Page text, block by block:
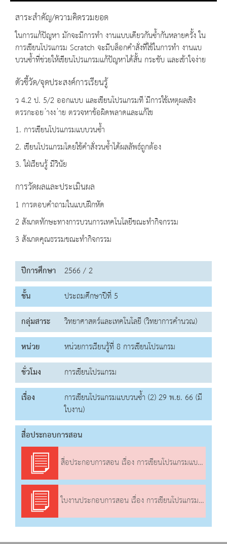
สาระสำคัญ/ความคิดรวมยอด
ในการแก้ปัญหา มักจะมีการทำ งานแบบเดียวกันซํ้ากันหลายครั้ง ใน
การเขียนโปรแกรม Scratch จะมีบล็อกคำสั่งที่ใช้ในการทำ งานแบ
บวนซํ้าที่ช่วยให้เขียนโปรแกรมแก้ปัญหาได้สั้น กระชับ และเข้าใจง่าย
ตัวชี้วัด/จุดประสงค์การเรียนรู้
ว 4.2 ป. 5/2 ออกแบบ และเขียนโปรแกรมที ่มีการใช้เหตุผลเชิง
ตรรกะอย ่างง ่าย ตรวจหาข้อผิดพลาดและแก้ไข
1. การเขียนโปรแกรมแบบวนซํ้า
2. เขียนโปรแกรมโดยใช้คำสั่งวนซํ้าได้ผลลัพธ์ถูกต้อง
3. ใฝ่เรียนรู้ มีวินัย
การวัดผลและประเมินผล
1 การตอบคำถามในแบบฝึกหัด
2 สังเกตทักษะทางการบวนการเทคโนโลยีขณะทำกิจกรรม
3 สังเกตคุณธรรมขณะทำกิจกรรม
ปีการศึกษา 2566 / 2
ชั้น
ประถมศึกษาปีที่ 5
กลุ่มสาระ
วิทยาศาสตร์และเทคโนโลยี (วิทยาการคำนวณ)
หน่วย
หน่วยการเรียนรู้ที่ 8 การเขียนโปรแกรม
ชั่วโมง
การเขียนโปรแกรม
เรื่อง
การเขียนโปรแกรมแบบวนซ้ำ (2) 29 พ.ย. 66 (มี
ใบงาน)
สื่อประกอบการสอน
สื่อประกอบการสอน เรื่อง การเขียนโปรแกรมแบบวนซ้ำ (2)
ใบงานประกอบการสอน เรื่อง การเขียนโปรแกรมแบบวนซ้ำ (2)